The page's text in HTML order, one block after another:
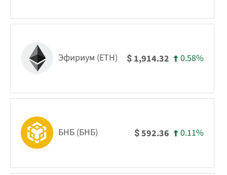
Эфириум (ETH) $ 1,914.32 0.58%
БНБ (БНБ) $592.36 0.11%